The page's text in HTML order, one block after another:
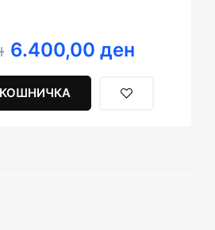
6.400,00 ден